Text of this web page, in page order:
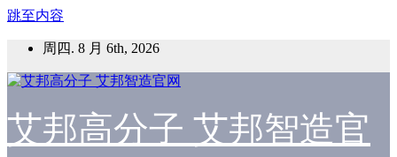
跳至内容
周四. 8 月 6th, 2026
艾邦高分子 艾邦智造官